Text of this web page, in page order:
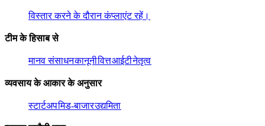
विस्तार करने के दौरान कंप्लाएंट रहें।​​
टीम के हिसाब से​​
मानव संसाधन​​कानूनी​​वित्त​​आईटी​​नेतृत्व​​
व्यवसाय के आकार के अनुसार​​
स्टार्टअप​​मिड-बाजार​​उद्यमिता​​